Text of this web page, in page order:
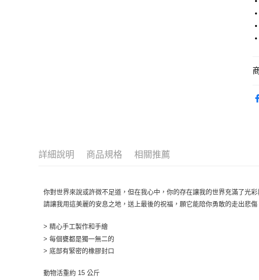
詳細說明 商品規格 相關推薦
你對世界來說或許微不足道，但在我心中，你的存在讓我的世界充滿了光彩
請讓我用這美麗的安息之地，送上最後的祝福，願它能陪你勇敢的走出悲傷
> 精心手工製作和手繪
> 每個甕都是獨一無二的
> 底部有緊密的橡膠封口
動物活重約 15 公斤